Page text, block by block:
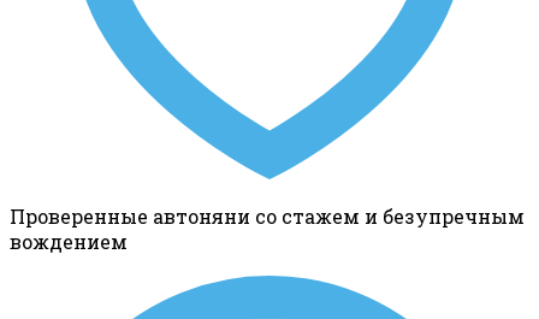
Проверенные автоняни со стажем и безупречным
вождением